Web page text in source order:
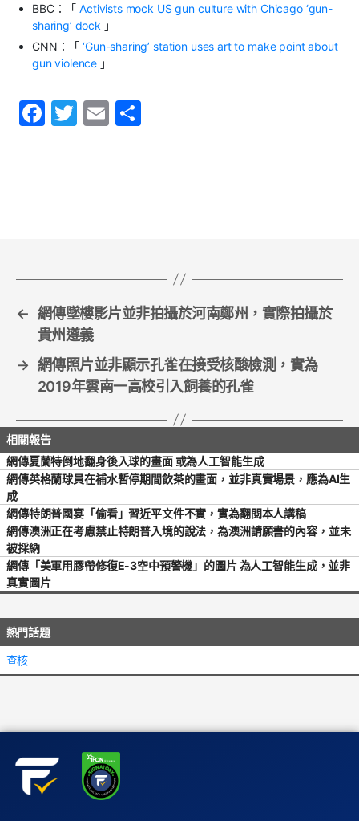
BBC：「Activists mock US gun culture with Chicago ‘gun-
sharing’ dock 」
CNN：「‘Gun-sharing’ station uses art to make point about
gun violence 」
F
T
E
← 網傳墜樓影片並非拍攝於河南鄭州，實際拍攝於
貴州遵義
→ 網傳照片並非顯示孔雀在接受核酸檢測，實為
2019年雲南一高校引入飼養的孔雀
網傳夏蘭特倒地翻身後入球的畫面 或為人工智能生成
網傳英格蘭球員在補水暫停期間飲茶的畫面，並非真實場景，應為AI生
成
網傳特朗普國宴「偷看」習近平文件不實，實為翻閱本人講稿
網傳澳洲正在考慮禁止特朗普入境的說法，為澳洲請願書的內容，並未
被採納
網傳「美軍用膠帶修復E-3空中預警機」的圖片 為人工智能生成，並非
真實圖片
熱門話題
查核